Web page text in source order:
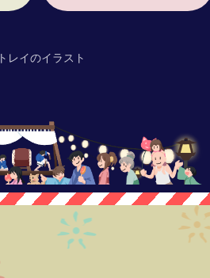
トレイのイラスト